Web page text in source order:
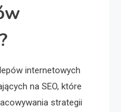
internetowych
na SEO, które
strategii